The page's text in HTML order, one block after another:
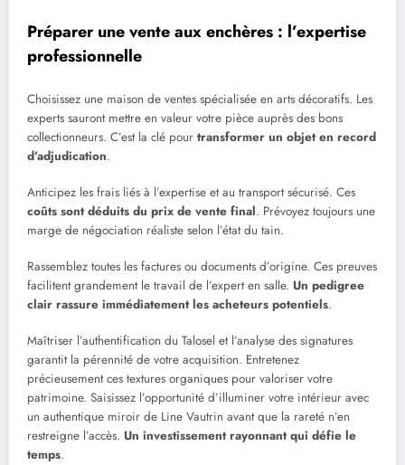
Préparer une vente aux enchères : l’expertise
professionnelle
Choisissez une maison de ventes spécialisée en arts décoratifs. Les
experts sauront mettre en valeur votre pièce auprès des bons
collectionneurs. C’est la clé pour transformer un objet en record
d’adjudication.
Anticipez les frais liés à l’expertise et au transport sécurisé. Ces
coûts sont déduits du prix de vente final. Prévoyez toujours une
marge de négociation réaliste selon l’état du tain.
Rassemblez toutes les factures ou documents d’origine. Ces preuves
facilitent grandement le travail de l’expert en salle. Un pedigree
clair rassure immédiatement les acheteurs potentiels.
Maîtriser l’authentification du Talosel et l’analyse des signatures
garantit la pérennité de votre acquisition. Entretenez
précieusement ces textures organiques pour valoriser votre
patrimoine. Saisissez l’opportunité d’illuminer votre intérieur avec
un authentique miroir de Line Vautrin avant que la rareté n’en
restreigne l’accès. Un investissement rayonnant qui défie le
temps.